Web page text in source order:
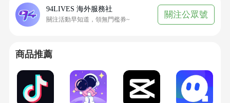
第五步：確認儲值到賬
儲值商品付款成功後，需聯絡線上客服協助處
收貨方式
94LIVES 海外服務社
關注活動早知道，領無門檻券~ 關注公眾號
商品推薦